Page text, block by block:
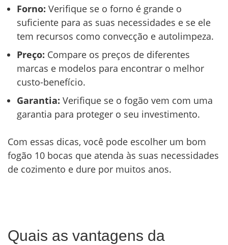
Forno: Verifique se o forno é grande o
suficiente para as suas necessidades e se ele
tem recursos como convecção e autolimpeza.
Preço: Compare os preços de diferentes
marcas e modelos para encontrar o melhor
custo-benefício.
Garantia: Verifique se o fogão vem com uma
garantia para proteger o seu investimento.
Com essas dicas, você pode escolher um bom
fogão 10 bocas que atenda às suas necessidades
de cozimento e dure por muitos anos.
Quais as vantagens da